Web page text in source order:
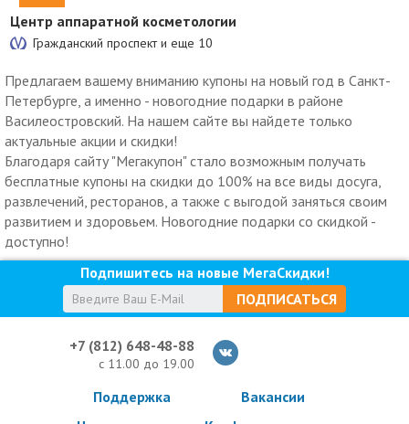
Центр аппаратной косметологии
Гражданский проспект и еще 10
Предлагаем вашему вниманию купоны на новый год в Санкт-
Петербурге, а именно - новогодние подарки в районе
Василеостровский. На нашем сайте вы найдете только
актуальные акции и скидки!
Благодаря сайту "Мегакупон" стало возможным получать
бесплатные купоны на скидки до 100% на все виды досуга,
развлечений, ресторанов, а также с выгодой заняться своим
развитием и здоровьем. Новогодние подарки со скидкой -
доступно!
Подпишитесь на новые МегаСкидки!
ПОДПИСАТЬСЯ
+7 (812) 648-48-88
с 11.00 до 19.00
Поддержка
Вакансии